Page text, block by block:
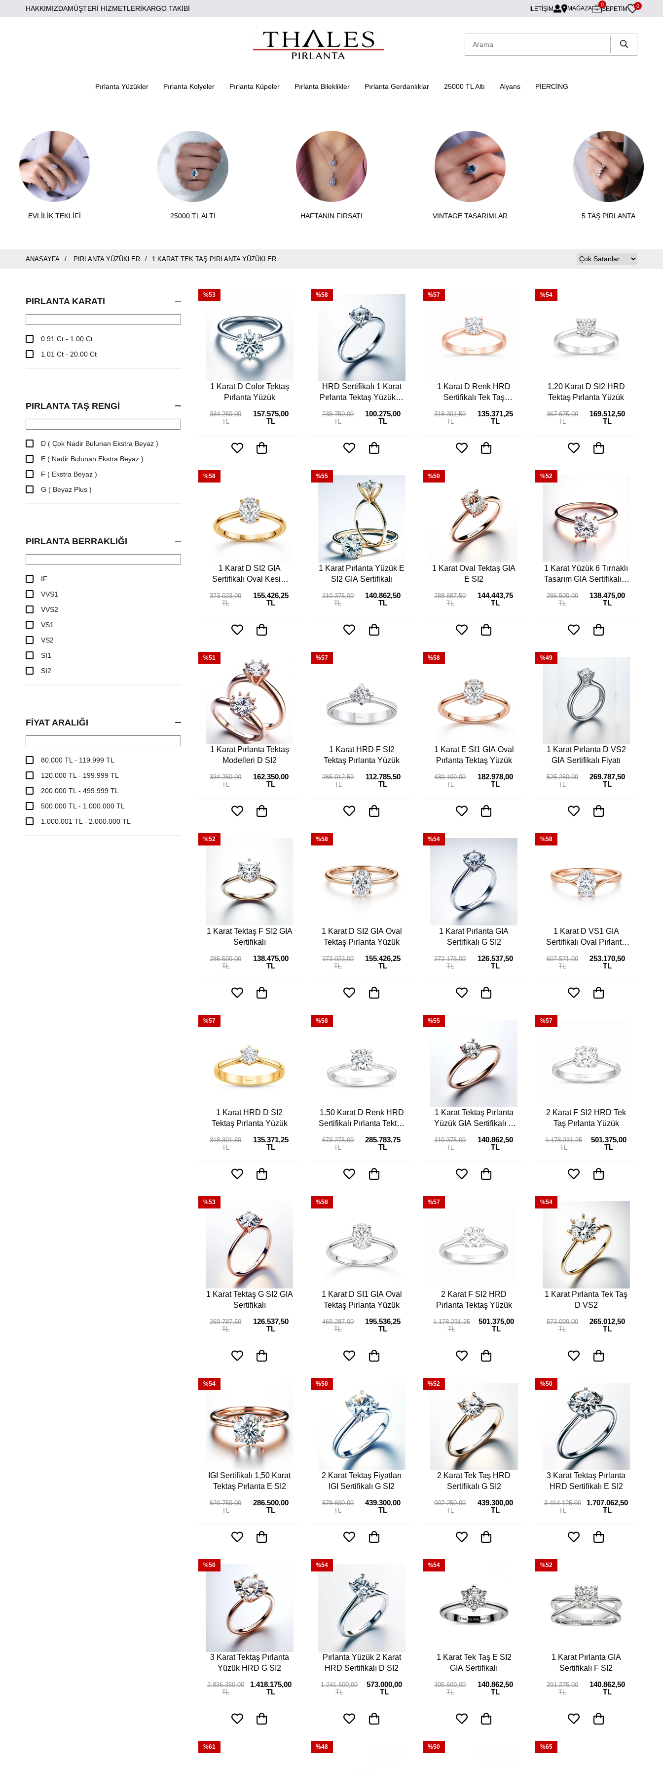
HAKKIMIZDAMÜŞTERİ HİZMETLERİKARGO TAKİBİ İLETİŞİM MAĞAZA SEPETIM
0 0
Pırlanta Yüzükler Pırlanta Kolyeler Pırlanta Küpeler Pırlanta Bileklikler Pırlanta Gerdanlıklar 25000 TL Altı Alyans PİERCİNG
EVLİLİK TEKLİFİ 25000 TL ALTI HAFTANIN FIRSATI VINTAGE TASARIMLAR 5 TAŞ PIRLANTA
ANASAYFA PIRLANTA YÜZÜKLER 1 KARAT TEK TAŞ PIRLANTA YÜZÜKLER
PIRLANTA KARATI
0.91 Ct - 1.00 Ct
1.01 Ct - 20.00 Ct
PIRLANTA TAŞ RENGI
D ( Çok Nadir Bulunan Ekstra Beyaz )
E ( Nadir Bulunan Ekstra Beyaz )
F ( Ekstra Beyaz )
G ( Beyaz Plus )
PIRLANTA BERRAKLIĞI
IF
VVS1
VVS2
VS1
VS2
SI1
SI2
FIYAT ARALIĞI
80.000 TL - 119.999 TL
120.000 TL - 199.999 TL
200.000 TL - 499.999 TL
500.000 TL - 1.000.000 TL
1.000.001 TL - 2.000.000 TL
1 Karat D Color Tektaş
Pırlanta Yüzük
157.575,00
TL
334.250,00
TL
%53
HRD Sertifikalı 1 Karat
Pırlanta Tektaş Yüzük G
100.275,00
TL
238.750,00
TL
%58
1 Karat D Renk HRD
Sertifikalı Tek Taş
135.371,25
TL
318.301,50
TL
%57
1.20 Karat D SI2 HRD
Tektaş Pırlanta Yüzük
169.512,50
TL
367.675,00
TL
%54
1 Karat D SI2 GIA
Sertifikalı Oval Kesim
155.426,25
TL
373.023,00
TL
%58
1 Karat Pırlanta Yüzük E
SI2 GIA Sertifikalı
140.862,50
TL
310.375,00
TL
%55
1 Karat Oval Tektaş GIA
E SI2
144.443,75
TL
288.887,50
TL
%50
1 Karat Yüzük 6 Tırnaklı
Tasarım GIA Sertifikalı F
138.475,00
TL
286.500,00
TL
%52
1 Karat Pırlanta Tektaş
Modelleri D SI2
162.350,00
TL
334.250,00
TL
%51
1 Karat HRD F SI2
Tektaş Pırlanta Yüzük
112.785,50
TL
265.012,50
TL
%57
1 Karat E SI1 GIA Oval
Pırlanta Tektaş Yüzük
182.978,00
TL
439.109,00
TL
%58
1 Karat Pırlanta D VS2
GIA Sertifikalı Fiyatı
269.787,50
TL
525.250,00
TL
%49
1 Karat Tektaş F SI2 GIA
Sertifikalı
138.475,00
TL
286.500,00
TL
%52
1 Karat D SI2 GIA Oval
Tektaş Pırlanta Yüzük
155.426,25
TL
373.023,00
TL
%58
1 Karat Pırlanta GIA
Sertifikalı G SI2
126.537,50
TL
272.175,00
TL
%54
1 Karat D VS1 GIA
Sertifikalı Oval Pırlanta
253.170,50
TL
607.571,00
TL
%58
1 Karat HRD D SI2
Tektaş Pırlanta Yüzük
135.371,25
TL
318.301,50
TL
%57
1.50 Karat D Renk HRD
Sertifikalı Pırlanta Tektaş
285.783,75
TL
673.275,00
TL
%58
1 Karat Tektaş Pırlanta
Yüzük GIA Sertifikalı E
140.862,50
TL
310.375,00
TL
%55
2 Karat F SI2 HRD Tek
Taş Pırlanta Yüzük
501.375,00
TL
1.178.231,25
TL
%57
1 Karat Tektaş G SI2 GIA
Sertifikalı
126.537,50
TL
269.787,50
TL
%53
1 Karat D SI1 GIA Oval
Tektaş Pırlanta Yüzük
195.536,25
TL
469.287,00
TL
%58
2 Karat F SI2 HRD
Pırlanta Tektaş Yüzük
501.375,00
TL
1.178.231,25
TL
%57
1 Karat Pırlanta Tek Taş
D VS2
265.012,50
TL
573.000,00
TL
%54
IGI Sertifikalı 1,50 Karat
Tektaş Pırlanta E SI2
286.500,00
TL
620.750,00
TL
%54
2 Karat Tektaş Fiyatları
IGI Sertifikalı G SI2
439.300,00
TL
878.600,00
TL
%50
2 Karat Tek Taş HRD
Sertifikalı G SI2
439.300,00
TL
907.250,00
TL
%52
3 Karat Tektaş Pırlanta
HRD Sertifikalı E SI2
1.707.062,50
TL
3.414.125,00
TL
%50
3 Karat Tektaş Pırlanta
Yüzük HRD G SI2
1.418.175,00
TL
2.836.350,00
TL
%50
Pırlanta Yüzük 2 Karat
HRD Sertifikalı D SI2
573.000,00
TL
1.241.500,00
TL
%54
1 Karat Tek Taş E SI2
GIA Sertifikalı
140.862,50
TL
305.600,00
TL
%54
1 Karat Pırlanta GIA
Sertifikalı F SI2
140.862,50
TL
291.275,00
TL
%52
%61 %48 %50 %65